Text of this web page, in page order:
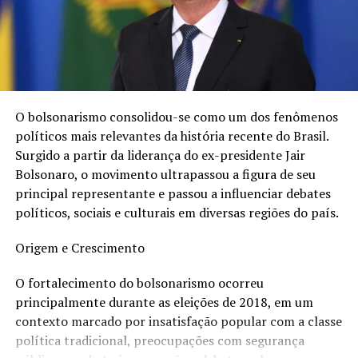
O comandante retornou para Europa objetivando
cumprir sua agenda de compromissos e trabalho, onde
sua cidade onde mora atualmente, na Sevilha.
Para quem quer saber mais, o piloto mostrou tudo em
suas redes sociais. Acompanhe @pauloramazzoti
“Eu amo o Brasil”, finaliza Paulo.
TÓPICOS RELACIONADOS COMANDANTE
O bolsonarismo consolidou-se como um dos fenômenos
políticos mais relevantes da história recente do Brasil.
Surgido a partir da liderança do ex-presidente Jair
Bolsonaro, o movimento ultrapassou a figura de seu
principal representante e passou a influenciar debates
políticos, sociais e culturais em diversas regiões do país.
Origem e Crescimento
O fortalecimento do bolsonarismo ocorreu
principalmente durante as eleições de 2018, em um
contexto marcado por insatisfação popular com a classe
política tradicional, preocupações com segurança